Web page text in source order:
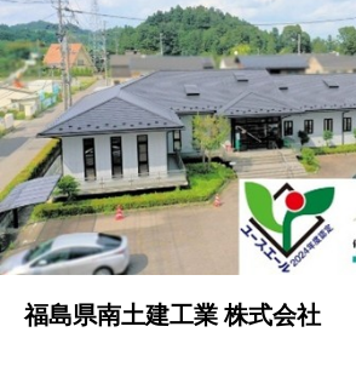
福島県南土建工業 株式会社